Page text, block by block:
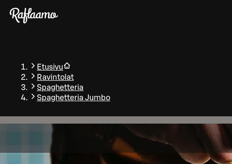
Siirry pääsisältöön
Etusivu
Ravintolat
Spaghetteria
Spaghetteria Jumbo